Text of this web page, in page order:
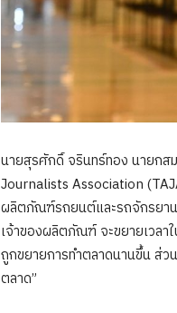
นายสุรศักดิ์ จรินทร์ทอง นายก
Journalists Association
ผลิตภัณฑ์รถยนต์และรถจักรยา
เจ้าของผลิตภัณฑ์ จะขยายเวล
ถูกขยายการทำตลาดนานขึ้น ส่
ตลาด”